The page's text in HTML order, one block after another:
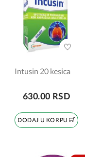
Intusin 20 kesica
630.00 RSD
DODAJ U KORPU